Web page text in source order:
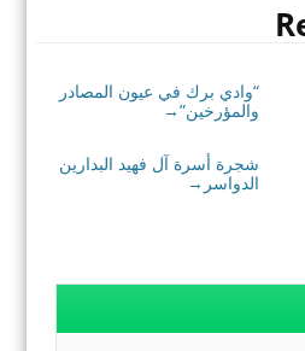
“وادي برك في عيون المصادر
والمؤرخين”→
شجرة أسرة آل فهيد البدارين
الدواسر →